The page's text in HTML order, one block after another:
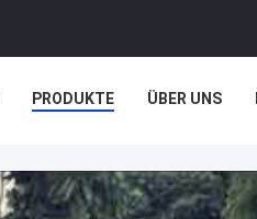
PRODUKTE ÜBER UNS